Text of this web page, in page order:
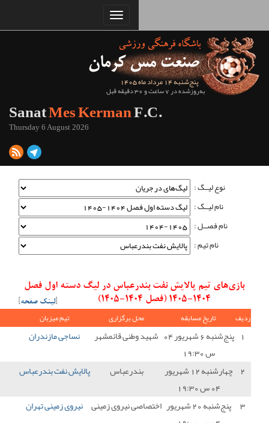
Sanat
در لیگ دسته اول فصل
[لینک صفحه]
برگزاری تیم میزبان نتیجه تیم میهمان
قائمشهر نساجی مازندران 0 - 0 پالایش نفت بندرعباس
پالایش نفت بندرعباس 2 - 1 داماش گیلان
نیروی زمینی نیروی زمینی تهران 1 - 0 پالایش نفت بندرعباس